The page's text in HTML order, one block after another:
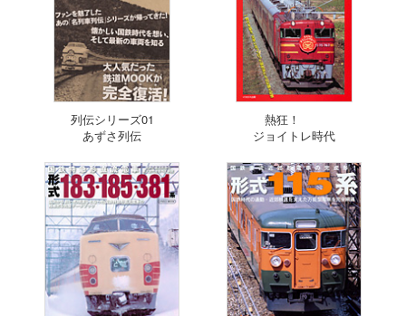
列伝シリーズ01
あずさ列伝
熱狂！
ジョイトレ時代